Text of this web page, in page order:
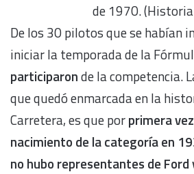
de 1970. (Historia
De los 30 pilotos que se habían
iniciar la temporada de la
participaronde la competencia.
que quedó enmarcada en la
Carretera, es que porprimera
nacimiento de la categoría en
no hubo representantes de Ford